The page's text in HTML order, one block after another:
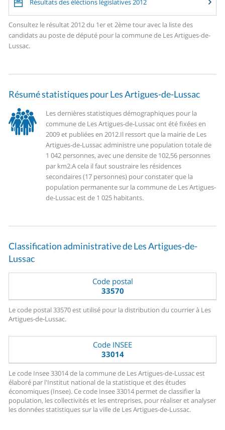
Résultats des éléctions législatives 2012
Consultez le résultat 2012 du 1er et 2ème tour avec la liste des
candidats au poste de député pour la commune de Les Artigues-de-
Lussac.
Résumé statistiques pour Les Artigues-de-Lussac
Les dernières statistiques démographiques pour la
commune de Les Artigues-de-Lussac ont été fixées en
2009 et publiées en 2012.Il ressort que la mairie de Les
Artigues-de-Lussac administre une population totale de
1 042 personnes, avec une densite de 102,56 personnes
par km2.A cela il faut soustraire les résidences
secondaires (17 personnes) pour constater que la
population permanente sur la commune de Les Artigues-
de-Lussac est de 1 025 habitants.
Classification administrative de Les Artigues-de-
Lussac
Code postal
33570
Le code postal 33570 est utilisé pour la distribution du courrier à Les
Artigues-de-Lussac.
Code INSEE
33014
Le code Insee 33014 de la commune de Les Artigues-de-Lussac est
élaboré par l'Institut national de la statistique et des études
économiques (Insee). Ce code Insee 33014 permet de classifier la
population, les collectivités et les entreprises, pour réaliser et analyser
les données statistiques sur la ville de Les Artigues-de-Lussac.